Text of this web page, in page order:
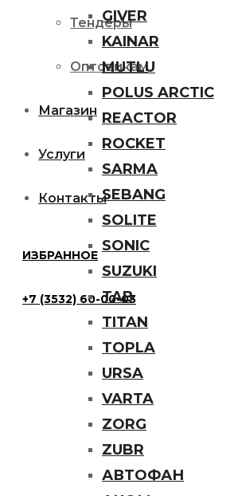
Тендеры
Оптовикам
Магазин
Услуги
Контакты
ИЗБРАННОЕ
+7 (3532) 60-00-03
GIVER
KAINAR
MUTLU
POLUS ARCTIC
REACTOR
ROCKET
SARMA
SEBANG
SOLITE
SONIC
SUZUKI
TAB
TITAN
TOPLA
URSA
VARTA
ZORG
ZUBR
АВТОФАН